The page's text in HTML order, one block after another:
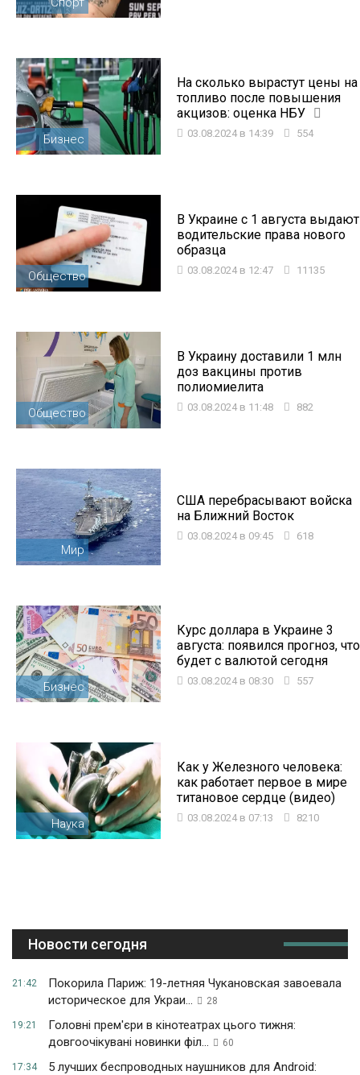
Бизнес
На сколько вырастут цены на
топливо после повышения
акцизов: оценка НБУ
03.08.2024 в 14:39 554
Общество
В Украине с 1 августа выдают
водительские права нового
образца
03.08.2024 в 12:47 11135
Общество
В Украину доставили 1 млн
доз вакцины против
полиомиелита
03.08.2024 в 11:48 882
Мир
США перебрасывают войска
на Ближний Восток
03.08.2024 в 09:45 618
Бизнес
Курс доллара в Украине 3
августа: появился прогноз, что
будет с валютой сегодня
03.08.2024 в 08:30 557
Наука
Как у Железного человека:
как работает первое в мире
титановое сердце (видео)
03.08.2024 в 07:13 8210
Новости сегодня
21:42
Покорила Париж: 19-летняя Чукановская завоевала
историческое для Украи...
28
19:21
Головні прем'єри в кінотеатрах цього тижня:
довгоочікувані новинки філ...
60
17:34
5 лучших беспроводных наушников для Android: